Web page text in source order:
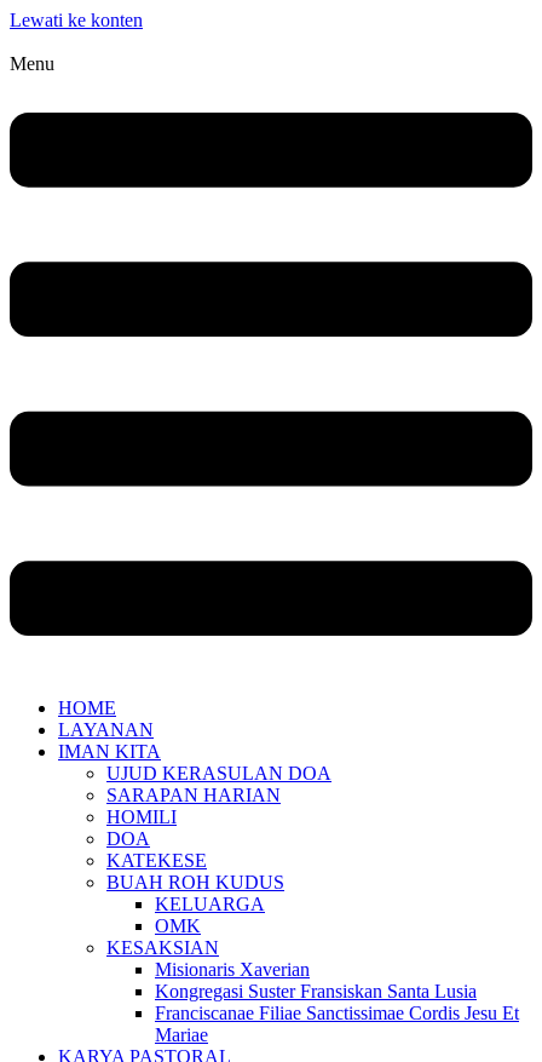
Lewati ke konten
Menu
HOME
LAYANAN
IMAN KITA
UJUD KERASULAN DOA
SARAPAN HARIAN
HOMILI
DOA
KATEKESE
BUAH ROH KUDUS
KELUARGA
OMK
KESAKSIAN
Misionaris Xaverian
Kongregasi Suster Fransiskan Santa Lusia
Franciscanae Filiae Sanctissimae Cordis Jesu Et
Mariae
KARYA PASTORAL